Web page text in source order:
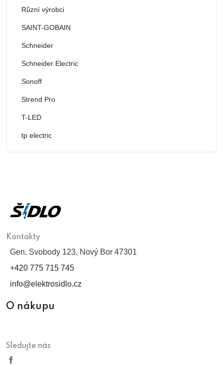
Různí výrobci
SAINT-GOBAIN
Schneider
Schneider Electric
Sonoff
Strend Pro
T-LED
tp electric
Kontakty
Gen. Svobody 123, Nový Bor 47301
+420 775 715 745
info@elektrosidlo.cz
O nákupu
Sledujte nás